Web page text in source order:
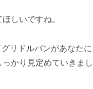
しいですね。
リドルパンがあなたに
かり見定めていきまし